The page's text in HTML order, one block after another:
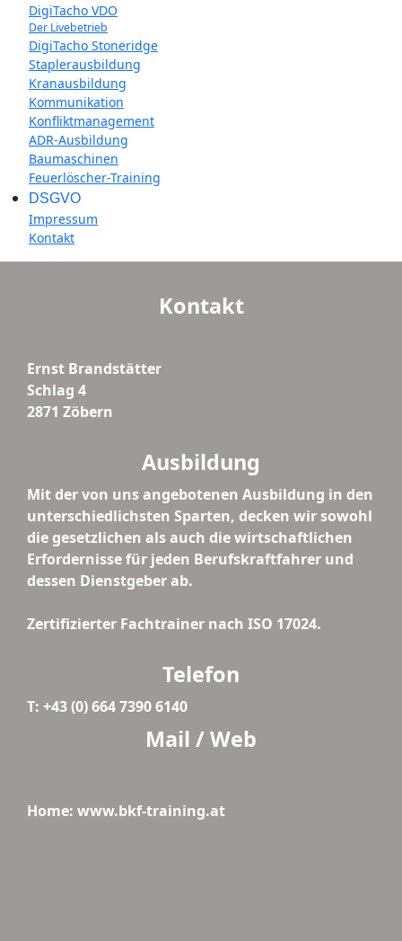
DigiTacho VDO
Der Livebetrieb
DigiTacho Stoneridge
Staplerausbildung
Kranausbildung
Kommunikation
Konfliktmanagement
ADR-Ausbildung
Baumaschinen
Feuerlöscher-Training
DSGVO
Impressum
Kontakt
Kontakt
Ernst Brandstätter
Schlag 4
2871 Zöbern
Ausbildung
Mit der von uns angebotenen Ausbildung in den
unterschiedlichsten Sparten, decken wir sowohl
die gesetzlichen als auch die wirtschaftlichen
Erfordernisse für jeden Berufskraftfahrer und
dessen Dienstgeber ab.
Zertifizierter Fachtrainer nach ISO 17024.
Telefon
T: +43 (0) 664 7390 6140
Mail / Web
Home: www.bkf-training.at